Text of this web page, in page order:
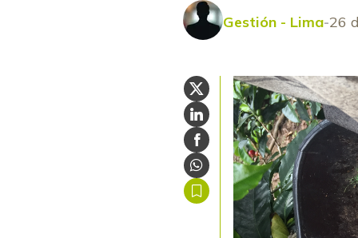
Gestión - Lima 26